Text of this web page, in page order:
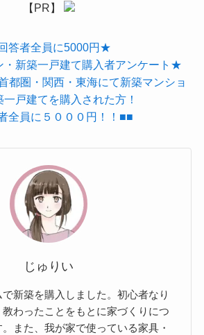
【PR】
答者全員に5000円★
新築一戸建て購入者アンケート★
都圏・関西・東海にて新築マンショ
一戸建てを購入された方！
全員に５０００円！！■■
じゅりい
新築を購入しました。初心者なり
わったことをもとに家づくりにつ
また、我が家で使っている家具・